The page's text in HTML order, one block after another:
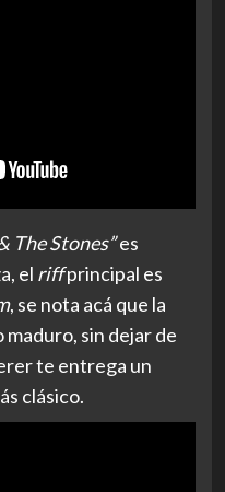
The Stones”es
el riffprincipal es
, se nota acá que la
maduro, sin dejar de
te entrega un
clásico.